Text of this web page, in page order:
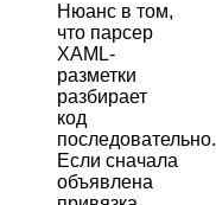
Нюанс в том,
что парсер
XAML-
разметки
разбирает
код
последовательно.
Если сначала
объявлена